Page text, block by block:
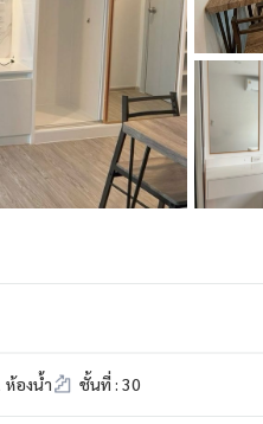
ห้องน้ำ ชั้นที่ : 30